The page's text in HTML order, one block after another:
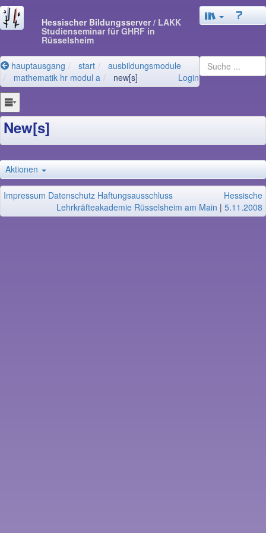
Hessischer Bildungsserver/ LAKK
Studienseminar für GHRF in
Rüsselsheim
hauptausgang start
ausbildungsmodule
mathematik hr modul a
new[s] Login
New[s]
Aktionen
Impressum Datenschutz Haftungsausschluss
Hessische
Lehrkräfteakademie Rüsselsheim am Main | 5.11.2008